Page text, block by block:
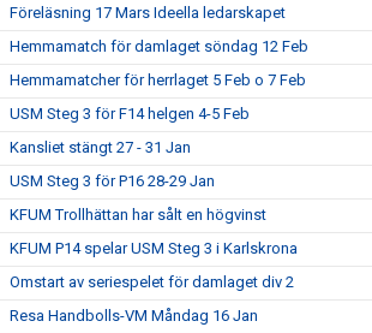
Föreläsning 17 Mars Ideella ledarskapet
Hemmamatch för damlaget söndag 12 Feb
Hemmamatcher för herrlaget 5 Feb o 7 Feb
USM Steg 3 för F14 helgen 4-5 Feb
Kansliet stängt 27 - 31 Jan
USM Steg 3 för P16 28-29 Jan
KFUM Trollhättan har sålt en högvinst
KFUM P14 spelar USM Steg 3 i Karlskrona
Omstart av seriespelet för damlaget div 2
Resa Handbolls-VM Måndag 16 Jan